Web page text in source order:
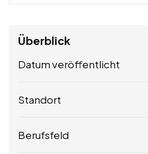
Überblick
Datum veröffentlicht
Standort
Berufsfeld